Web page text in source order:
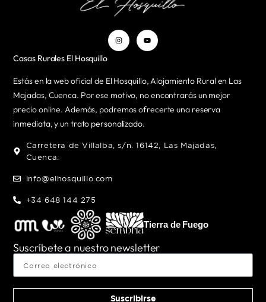
Casas Rurales El Hosquillo
Estás en la web oficial de El Hosquillo, Alojamiento Rural en Las
Majadas, Cuenca. Por ese motivo, no encontrarás un mejor
precio online. Además, podremos ofrecerte una reserva
inmediata, y un trato personalizado.
Carretera de Villalba, s/n. 16142, Las Majadas,
Cuenca.
info@elhosquillo.com
+34 648 144 275
Tierra de Fuego
Suscríbete a nuestro newsletter
Suscribirse